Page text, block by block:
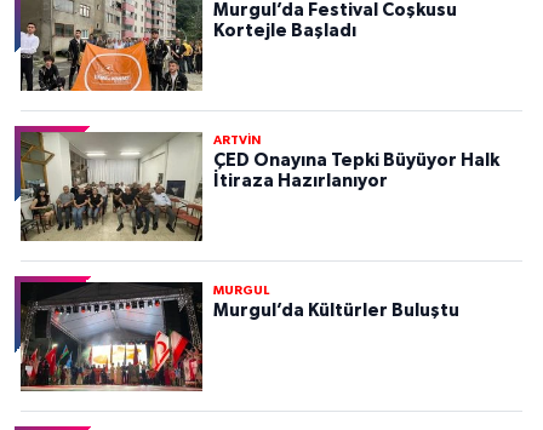
Murgul’da Festival Coşkusu
Kortejle Başladı
ARTVİN
ÇED Onayına Tepki Büyüyor Halk
İtiraza Hazırlanıyor
MURGUL
Murgul’da Kültürler Buluştu